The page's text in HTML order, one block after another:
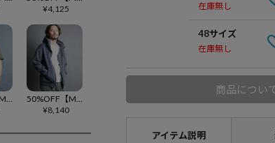
¥4,125
¥8,140
在庫無し
48サイズ
在庫無し
商品につい
アイテム説明